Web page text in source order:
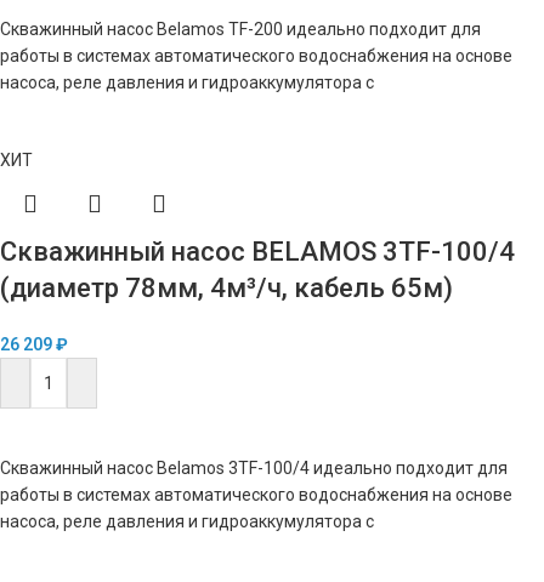
Скважинный насос Belamos TF-200 идеально подходит для
работы в системах автоматического водоснабжения на основе
насоса, реле давления и гидроаккумулятора с
ХИТ
Скважинный насос BELAMOS 3TF-100/4
(диаметр 78мм, 4м³/ч, кабель 65м)
26 209₽
Скважинный насос Belamos 3TF-100/4 идеально подходит для
работы в системах автоматического водоснабжения на основе
насоса, реле давления и гидроаккумулятора с